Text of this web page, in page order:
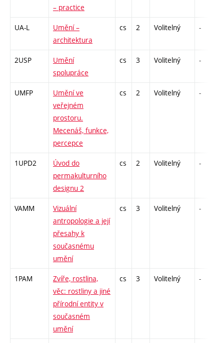
– practice
UA-L
Umění –
architektura
cs 2 Volitelný -
2USP
Umění
spolupráce
cs 3 Volitelný -
UMFP
Umění ve
veřejném
prostoru.
Mecenáš, funkce,
percepce
cs 2 Volitelný -
1UPD2
Úvod do
permakulturního
designu 2
cs 2 Volitelný -
VAMM
Vizuální
antropologie a její
přesahy k
současnému
umění
cs 3 Volitelný -
1PAM
Zvíře, rostlina,
věc: rostliny a jiné
přírodní entity v
současném
umění
cs 3 Volitelný -